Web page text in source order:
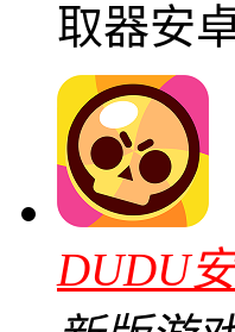
取器安
DUDU